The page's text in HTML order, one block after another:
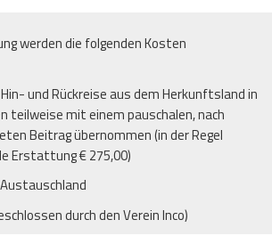
werden die folgenden Kosten
und Rückreise aus dem Herkunftsland in
teilweise mit einem pauschalen, nach
Beitrag übernommen (in der Regel
Erstattung € 275,00)
durch den Verein Inco)